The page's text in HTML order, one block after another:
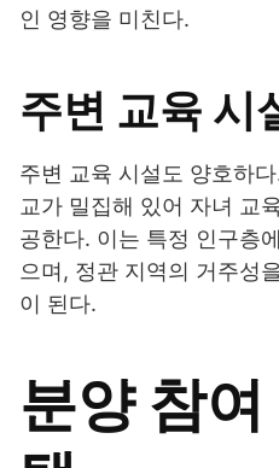
인 영향을 미친다.
주변 교육 시
주변 교육 시설도 양호하
교가 밀집해 있어 자녀 교
공한다. 이는 특정 인구층
으며, 정관 지역의 거주성
이 된다.
분양 참